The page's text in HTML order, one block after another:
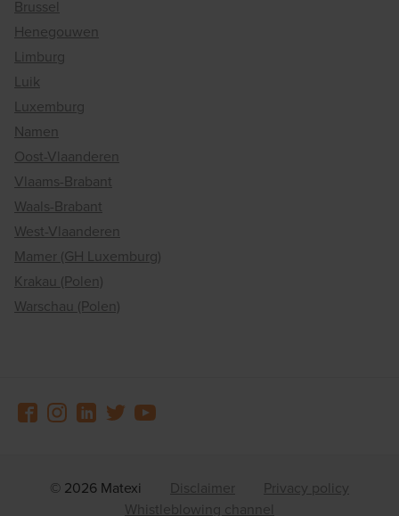
Brussel
Henegouwen
Limburg
Luik
Luxemburg
Namen
Oost-Vlaanderen
Vlaams-Brabant
Waals-Brabant
West-Vlaanderen
Mamer (GH Luxemburg)
Krakau (Polen)
Warschau (Polen)
© 2026 Matexi Disclaimer
Privacy policy
Whistleblowing channel